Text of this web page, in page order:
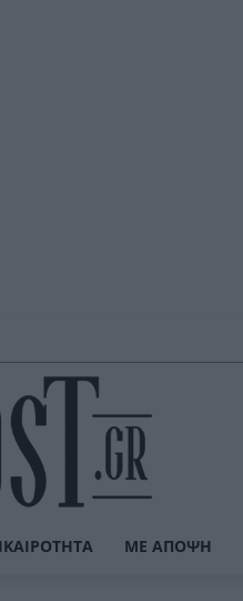
ΜΕ ΆΠΟΨΗ